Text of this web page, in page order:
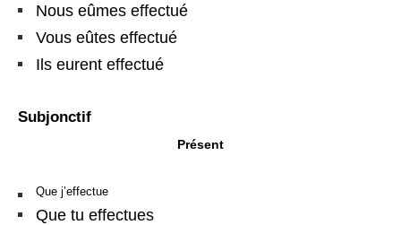
Nous eûmes effectué
Vous eûtes effectué
Ils eurent effectué
Subjonctif
Présent
Que j’effectue
Que tu effectues